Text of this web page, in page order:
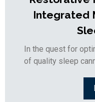
Integrated
In the quest for
of quality sleep